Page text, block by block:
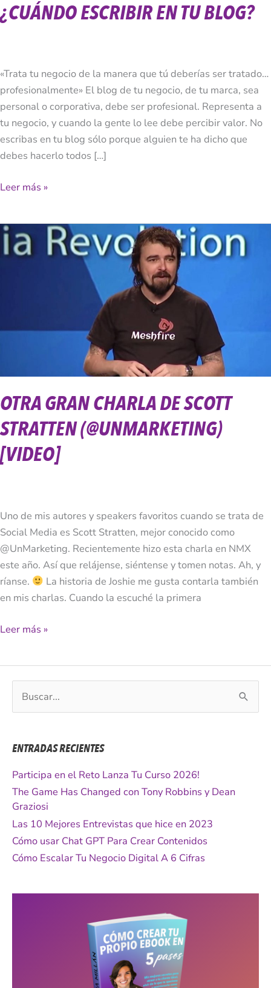
¿CUÁNDO ESCRIBIR EN TU BLOG?
«Trata tu negocio de la manera que tú deberías ser tratado…
profesionalmente» El blog de tu negocio, de tu marca, sea
personal o corporativa, debe ser profesional. Representa a
tu negocio, y cuando la gente lo lee debe percibir valor. No
escribas en tu blog sólo porque alguien te ha dicho que
debes hacerlo todos […]
Leer más »
OTRA GRAN CHARLA DE SCOTT
STRATTEN (@UNMARKETING)
[VIDEO]
Uno de mis autores y speakers favoritos cuando se trata de
Social Media es Scott Stratten, mejor conocido como
@UnMarketing. Recientemente hizo esta charla en NMX
este año. Así que relájense, siéntense y tomen notas. Ah, y
ríanse.
La historia de Joshie me gusta contarla también
en mis charlas. Cuando la escuché la primera
Otra
Gran
(@UnMarketing)
Leer más »
u
a
r
o
r
:
ENTRADAS RECIENTES
Participa en el Reto Lanza Tu Curso 2026!
The Game Has Changed con Tony Robbins y Dean
Graziosi
Las 10 Mejores Entrevistas que hice en 2023
Cómo usar Chat GPT Para Crear Contenidos
Cómo Escalar Tu Negocio Digital A 6 Cifras